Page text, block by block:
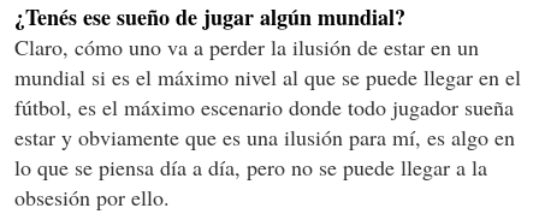
¿Tenés ese sueño de jugar algún mundial?
Claro, cómo uno va a perder la ilusión de estar en un
mundial si es el máximo nivel al que se puede llegar en el
fútbol, es el máximo escenario donde todo jugador sueña
estar y obviamente que es una ilusión para mí, es algo en
lo que se piensa día a día, pero no se puede llegar a la
obsesión por ello.